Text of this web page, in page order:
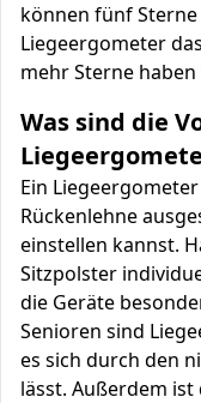
können fünf Sterne
Liegeergometer
mehr Sterne
Was sind die
Ein
Rückenlehne
einstellen kannst.
Sitzpolster
die Geräte
Senioren sind
es sich durch den
lässt. Außerdem